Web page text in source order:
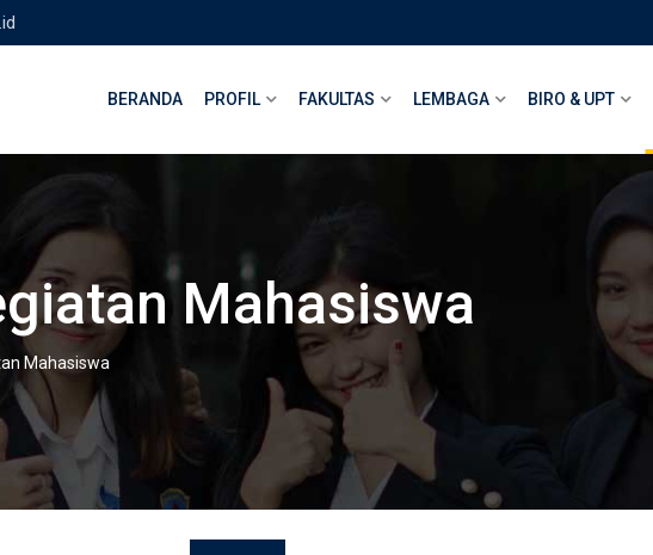
BERANDA PROFIL FAKULTAS LEMBAGA BIRO & UPT
Mahasiswa
Mahasiswa